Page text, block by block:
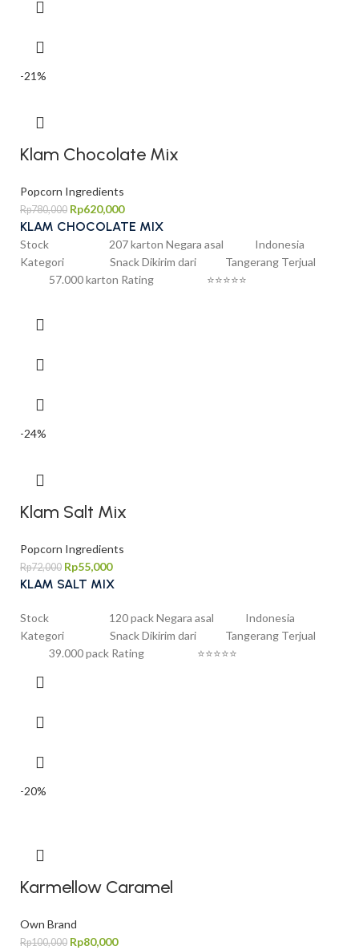
-21%
Klam Chocolate Mix
Popcorn Ingredients
Rp780,000 Rp620,000
KLAM CHOCOLATE MIX
Stock 207 karton Negara asal Indonesia
Kategori Snack Dikirim dari Tangerang Terjual
57.000 karton Rating ⭐⭐⭐⭐⭐
-24%
Klam Salt Mix
Popcorn Ingredients
Rp72,000 Rp55,000
KLAM SALT MIX
Stock 120 pack Negara asal Indonesia
Kategori Snack Dikirim dari Tangerang Terjual
39.000 pack Rating ⭐⭐⭐⭐⭐
-20%
Karmellow Caramel
Own Brand
Rp100,000 Rp80,000